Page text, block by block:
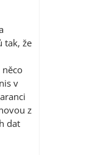
tak, že
v
z
dat